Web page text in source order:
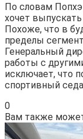
По словам
хочет
Похоже, что в
пределы
Генеральный
работы с
исключает, что
спортивный
0
Вам также